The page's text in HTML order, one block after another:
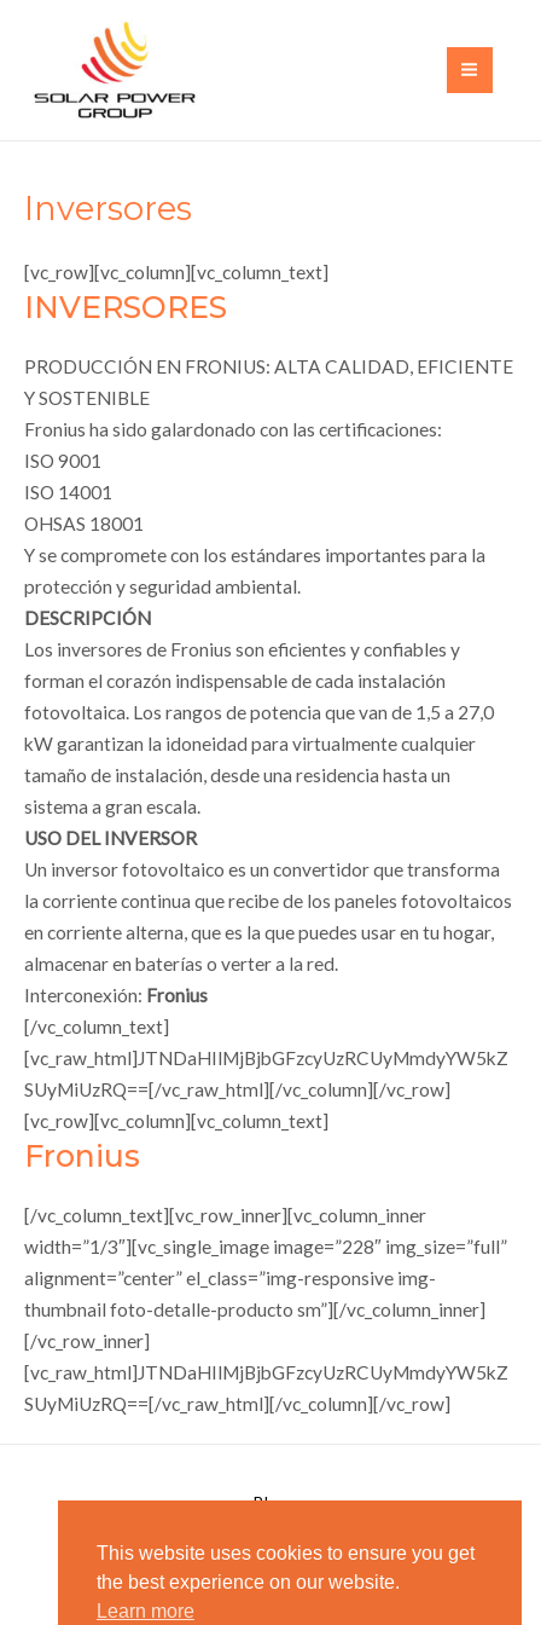
Inversores
[vc_row][vc_column][vc_column_text]
INVERSORES
PRODUCCIÓN EN FRONIUS: ALTA CALIDAD, EFICIENTE
Y SOSTENIBLE
Fronius ha sido galardonado con las certificaciones:
ISO 9001
ISO 14001
OHSAS 18001
Y se compromete con los estándares importantes para la
protección y seguridad ambiental.
DESCRIPCIÓN
Los inversores de Fronius son eficientes y confiables y
forman el corazón indispensable de cada instalación
fotovoltaica. Los rangos de potencia que van de 1,5 a 27,0
kW garantizan la idoneidad para virtualmente cualquier
tamaño de instalación, desde una residencia hasta un
sistema a gran escala.
USO DEL INVERSOR
Un inversor fotovoltaico es un convertidor que transforma
la corriente continua que recibe de los paneles fotovoltaicos
en corriente alterna, que es la que puedes usar en tu hogar,
almacenar en baterías o verter a la red.
Interconexión: Fronius
[/vc_column_text]
[vc_raw_html]JTNDaHIlMjBjbGFzcyUzRCUyMmdyYW5kZ
SUyMiUzRQ==[/vc_raw_html][/vc_column][/vc_row]
[vc_row][vc_column][vc_column_text]
Fronius
[/vc_column_text][vc_row_inner][vc_column_inner
width=”1/3″][vc_single_image image=”228″ img_size=”full”
alignment=”center” el_class=”img-responsive img-
thumbnail foto-detalle-producto sm”][/vc_column_inner]
[/vc_row_inner]
[vc_raw_html]JTNDaHIlMjBjbGFzcyUzRCUyMmdyYW5kZ
SUyMiUzRQ==[/vc_raw_html][/vc_column][/vc_row]
Blog
Preguntas Frecuentes
Aviso de Privacidad
This website uses cookies to ensure you get
the best experience on our website.
Learn more